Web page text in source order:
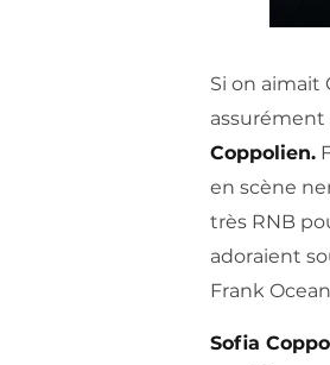
Si on aimait
assurément
Coppolien.
en scène
très RNB
adoraient
Frank
Sofia